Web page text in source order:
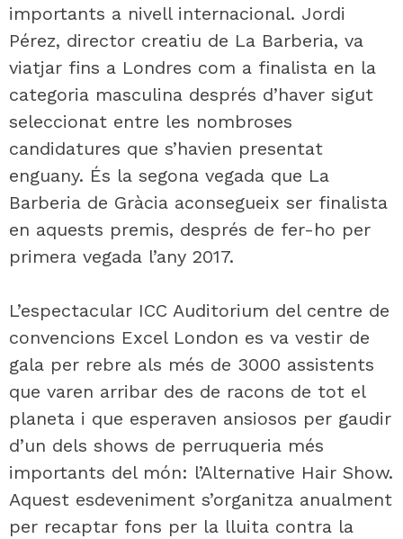
importants a nivell internacional. Jordi
Pérez, director creatiu de La Barberia, va
viatjar fins a Londres com a finalista en la
categoria masculina després d’haver sigut
seleccionat entre les nombroses
candidatures que s’havien presentat
enguany. És la segona vegada que La
Barberia de Gràcia aconsegueix ser finalista
en aquests premis, després de fer-ho per
primera vegada l’any 2017.
L’espectacular ICC Auditorium del centre de
convencions Excel London es va vestir de
gala per rebre als més de 3000 assistents
que varen arribar des de racons de tot el
planeta i que esperaven ansiosos per gaudir
d’un dels shows de perruqueria més
importants del món: l’Alternative Hair Show.
Aquest esdeveniment s’organitza anualment
per recaptar fons per la lluita contra la